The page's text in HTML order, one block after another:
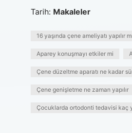
Tarih: Makaleler
16 yaşında çene ameliyatı yapılır mı
Aparey konuşmayı etkiler mi
Çene düzeltme aparatı ne kadar
Çene genişletme ne zaman yapılır
Çocuklarda ortodonti tedavisi kaç